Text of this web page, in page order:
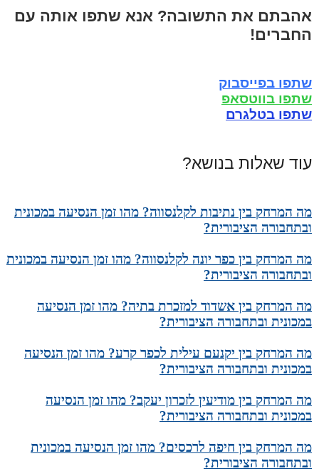
אהבתם את התשובה? אנא שתפו אותה עם
החברים!
שתפו בפייסבוק
שתפו בווטסאפ
שתפו בטלגרם
עוד שאלות בנושא?
מה המרחק בין נתיבות לקלנסווה? מהו זמן הנסיעה במכונית
ובתחבורה הציבורית?
מה המרחק בין כפר יונה לקלנסווה? מהו זמן הנסיעה במכונית
ובתחבורה הציבורית?
מה המרחק בין אשדוד למזכרת בתיה? מהו זמן הנסיעה
במכונית ובתחבורה הציבורית?
מה המרחק בין יקנעם עילית לכפר קרע? מהו זמן הנסיעה
במכונית ובתחבורה הציבורית?
מה המרחק בין מודיעין לזכרון יעקב? מהו זמן הנסיעה
במכונית ובתחבורה הציבורית?
מה המרחק בין חיפה לרכסים? מהו זמן הנסיעה במכונית
ובתחבורה הציבורית?